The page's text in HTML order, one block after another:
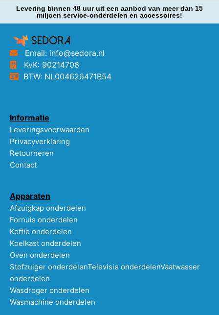
Levering binnen 48 uur uit een aanbod van meer dan 15
miljoen service-onderdelen en accessoires!
Email: info@sedora.nl
KvK: 90214706
BTW: NL004626471B54
Informatie
Leveringsvoorwaarden
Privacyverklaring
Retourneren
Contact
Apparaten
Afzuigkap onderdelen
Fornuis onderdelen
Koffie onderdelen
Koelkast onderdelen
Oven onderdelen
Stofzuiger onderdelenTelevisie onderdelenVaatwasser
onderdelen
Wasdroger onderdelen
Wasmachine onderdelen